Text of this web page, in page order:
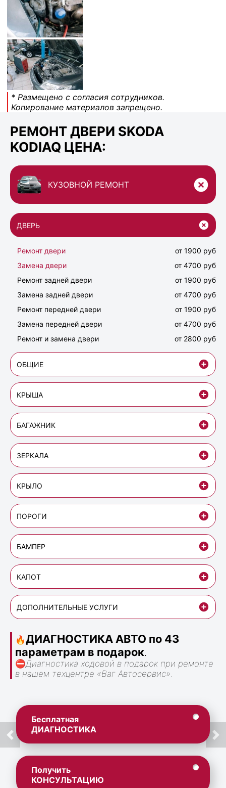
* Размещено с согласия сотрудников.
Копирование материалов запрещено.
РЕМОНТ ДВЕРИ SKODA
KODIAQ ЦЕНА:
КУЗОВНОЙ РЕМОНТ
ДВЕРЬ
Ремонт двери
от 1900 руб
Замена двери
от 4700 руб
Ремонт задней двери
от 1900 руб
Замена задней двери
от 4700 руб
Ремонт передней двери
от 1900 руб
Замена передней двери
от 4700 руб
Ремонт и замена двери
от 2800 руб
ОБЩИЕ
КРЫША
БАГАЖНИК
ЗЕРКАЛА
КРЫЛО
ПОРОГИ
БАМПЕР
КАПОТ
ДОПОЛНИТЕЛЬНЫЕ УСЛУГИ
🔥ДИАГНОСТИКА АВТО по 43
параметрам в подарок.
⛔Диагностика ходовой в подарок при ремонте
в нашем техцентре «Ваг Автосервис».
Бесплатная
ДИАГНОСТИКА
Получить
КОНСУЛЬТАЦИЮ